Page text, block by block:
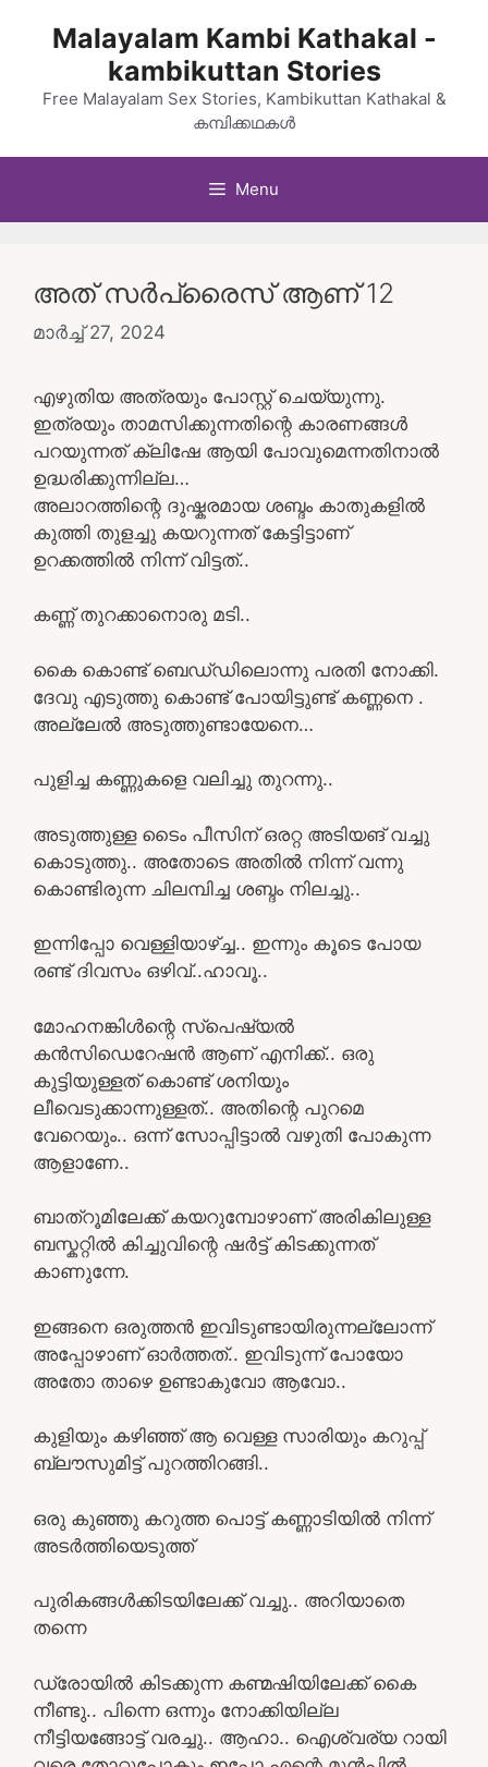
Malayalam Kambi Kathakal -
kambikuttan Stories
Free Malayalam Sex Stories, Kambikuttan Kathakal &
കമ്പിക്കഥകൾ
Menu
അത് സർപ്രൈസ് ആണ് 12
മാർച്ച്‌ 27, 2024
എഴുതിയ അത്രയും പോസ്റ്റ് ചെയ്യുന്നു.
ഇത്രയും താമസിക്കുന്നതിന്റെ കാരണങ്ങൾ
പറയുന്നത് ക്ലിഷേ ആയി പോവുമെന്നതിനാൽ
ഉദ്ധരിക്കുന്നില്ല…
അലാറത്തിന്റെ ദുഷ്കരമായ ശബ്ദം കാതുകളിൽ
കുത്തി തുളച്ചു കയറുന്നത് കേട്ടിട്ടാണ്
ഉറക്കത്തിൽ നിന്ന് വിട്ടത്..
കണ്ണ് തുറക്കാനൊരു മടി..
കൈ കൊണ്ട് ബെഡ്‌ഡിലൊന്നു പരതി നോക്കി.
ദേവു എടുത്തു കൊണ്ട് പോയിട്ടുണ്ട് കണ്ണനെ .
അല്ലേൽ അടുത്തുണ്ടായേനെ…
പുളിച്ച കണ്ണുകളെ വലിച്ചു തുറന്നു..
അടുത്തുള്ള ടൈം പീസിന് ഒരറ്റ അടിയങ് വച്ചു
കൊടുത്തു.. അതോടെ അതിൽ നിന്ന് വന്നു
കൊണ്ടിരുന്ന ചിലമ്പിച്ച ശബ്ദം നിലച്ചു..
ഇന്നിപ്പോ വെള്ളിയാഴ്ച്ച.. ഇന്നും കൂടെ പോയ
രണ്ട് ദിവസം ഒഴിവ്..ഹാവൂ..
മോഹനങ്കിൾന്റെ സ്പെഷ്യൽ
കൻസിഡെറേഷൻ ആണ് എനിക്ക്.. ഒരു
കുട്ടിയുള്ളത് കൊണ്ട് ശനിയും
ലീവെടുക്കാന്നുള്ളത്.. അതിന്റെ പുറമെ
വേറെയും.. ഒന്ന് സോപ്പിട്ടാൽ വഴുതി പോകുന്ന
ആളാണേ..
ബാത്‌റൂമിലേക്ക് കയറുമ്പോഴാണ് അരികിലുള്ള
ബസ്കറ്റിൽ കിച്ചുവിന്റെ ഷർട്ട്‌ കിടക്കുന്നത്
കാണുന്നേ.
ഇങ്ങനെ ഒരുത്തൻ ഇവിടുണ്ടായിരുന്നല്ലോന്ന്
അപ്പോഴാണ് ഓർത്തത്.. ഇവിടുന്ന് പോയോ
അതോ താഴെ ഉണ്ടാകുവോ ആവോ..
കുളിയും കഴിഞ്ഞ് ആ വെള്ള സാരിയും കറുപ്പ്
ബ്ലൗസുമിട്ട് പുറത്തിറങ്ങി..
ഒരു കുഞ്ഞു കറുത്ത പൊട്ട് കണ്ണാടിയിൽ നിന്ന്
അടർത്തിയെടുത്ത്‌
പുരികങ്ങൾക്കിടയിലേക്ക് വച്ചു.. അറിയാതെ
തന്നെ
ഡ്രോയിൽ കിടക്കുന്ന കണ്മഷിയിലേക്ക് കൈ
നീണ്ടു.. പിന്നെ ഒന്നും നോക്കിയില്ല
നീട്ടിയങ്ങോട്ട് വരച്ചു.. ആഹാ.. ഐശ്വര്യ റായി